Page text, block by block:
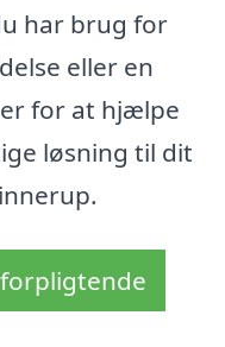
har brug for
eller en
for at hjælpe
løsning til dit